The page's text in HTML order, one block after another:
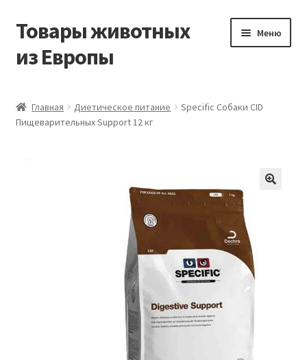
Перейти
навигации
Перейти
содержимому
Товары животных
из Европы
Меню
Виды доставки
Главная Диетическое питание
Specific Собаки CID
Пищеварительных Support 12 кг